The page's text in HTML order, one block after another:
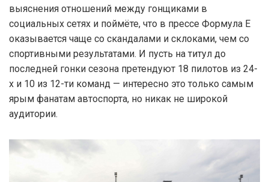
выяснения отношений между гонщиками в
социальных сетях и поймёте, что в прессе Формула Е
оказывается чаще со скандалами и склоками, чем со
спортивными результатами. И пусть на титул до
последней гонки сезона претендуют 18 пилотов из 24-
х и 10 из 12-ти команд — интересно это только самым
ярым фанатам автоспорта, но никак не широкой
аудитории.